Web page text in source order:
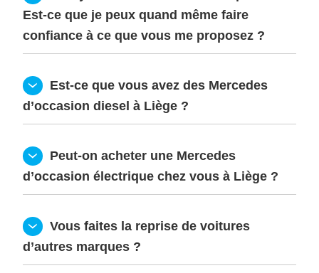
Est-ce que je peux quand même faire
confiance à ce que vous me proposez ?
Est-ce que vous avez des Mercedes
d’occasion diesel à Liège ?
Peut-on acheter une Mercedes
d’occasion électrique chez vous à Liège ?
Vous faites la reprise de voitures
d’autres marques ?